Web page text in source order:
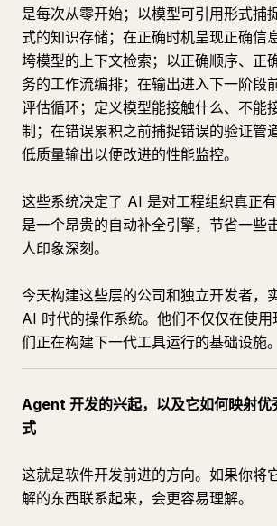
是每次从零开始；以模型可引用形式捕
式的知识存储；在正确时机呈现正确信
垮模型的上下文检索；以正确顺序、正
务的工作流编排；在输出进入下一阶段
评估循环；定义模型能接触什么、不能
制；在错误累积之前捕捉错误的验证管
低质量输出以便改进的性能监控。
这些系统决定了 AI 是对工程组织真正
是一个昂贵的自动补全引擎，节省一些
人印象深刻。
今天构建这些层的公司和独立开发者，
AI 时代的操作系统。他们不仅仅在使
们正在构建下一代工具运行的基础设施。
Agent 开发的兴起，以及它如何映射优
式
这就是软件开发前进的方向。如果你将
解的东西联系起来，会更容易理解。